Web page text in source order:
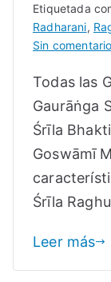
Etiquetada
Radharani,
Sin
Todas las
Gaurāṅga
Śrīla
Goswāmī
Śrīla
Leer más